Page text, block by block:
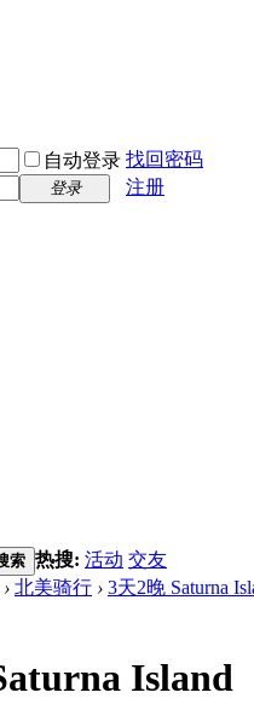
自动登录 找回密码
登录
注册
索 热搜: 活动 交友
› 北美骑行 › 3天2晚 Saturna
Island